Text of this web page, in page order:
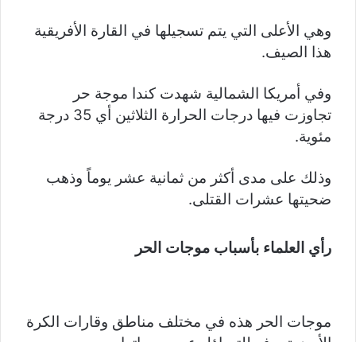
وهي الأعلى التي يتم تسجيلها في القارة الأفريقية
هذا الصيف.
وفي أمريكا الشمالية شهدت كندا موجة حر
تجاوزت فيها درجات الحرارة الثلاثين أي 35 درجة
مئوية.
وذلك على مدى أكثر من ثمانية عشر يوماً وذهب
ضحيتها عشرات القتلى.
رأي العلماء بأسباب موجات الحر
موجات الحر هذه في مختلف مناطق وقارات الكرة